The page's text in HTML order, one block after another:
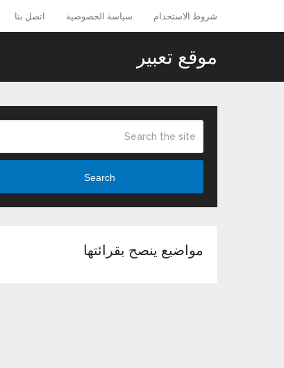
شروط الاستخدام سياسة الخصوصية اتصل بنا
موقع تعبير
Search
مواضيع ينصح بقرائتها